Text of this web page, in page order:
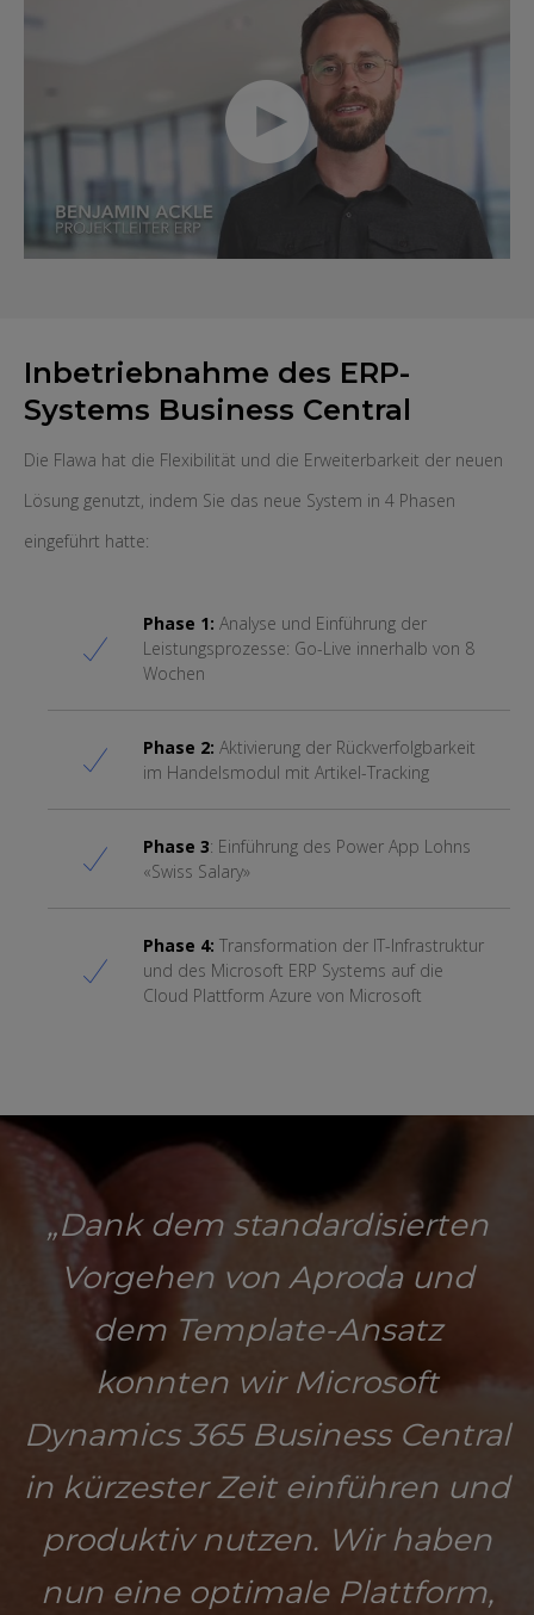
Inbetriebnahme des ERP-
Systems Business Central
Die Flawa hat die Flexibilität und die Erweiterbarkeit der neuen
Lösung genutzt, indem Sie das neue System in 4 Phasen
eingeführt hatte:
Phase 1: Analyse und Einführung der
Leistungsprozesse: Go-Live innerhalb von 8
Wochen
Phase 2: Aktivierung der Rückverfolgbarkeit
im Handelsmodul mit Artikel-Tracking
Phase 3: Einführung des Power App Lohns
«Swiss Salary»
Phase 4: Transformation der IT-Infrastruktur
und des Microsoft ERP Systems auf die
Cloud Plattform Azure von Microsoft
„Dank dem standardisierten
Vorgehen von Aproda und
dem Template-Ansatz
konnten wir Microsoft
Dynamics 365 Business Central
in kürzester Zeit einführen und
produktiv nutzen. Wir haben
nun eine optimale Plattform,